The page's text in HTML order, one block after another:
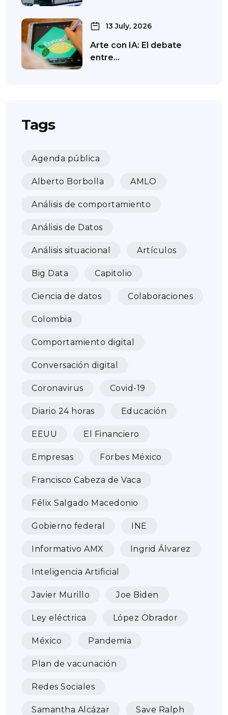
13 July, 2026
Arte con IA: El debate
entre…
Tags
Agenda pública
Alberto Borbolla AMLO
Análisis de comportamiento
Análisis de Datos
Análisis situacional Artículos
Big Data Capitolio
Ciencia de datos Colaboraciones
Colombia
Comportamiento digital
Conversación digital
Coronavirus Covid-19
Diario 24 horas Educación
EEUU El Financiero
Empresas Forbes México
Francisco Cabeza de Vaca
Félix Salgado Macedonio
Gobierno federal INE
Informativo AMX Ingrid Álvarez
Inteligencia Artificial
Javier Murillo Joe Biden
Ley eléctrica López Obrador
México Pandemia
Plan de vacunación
Redes Sociales
Samantha Alcázar Save Ralph